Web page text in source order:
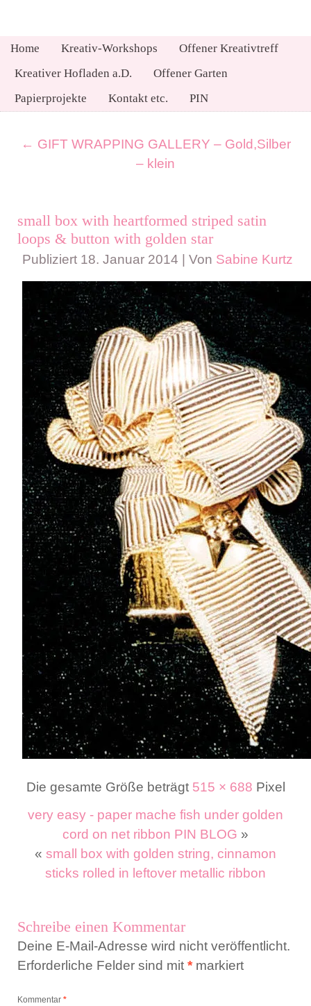
Home Kreativ-Workshops
Offener Kreativtreff
Kreativer Hofladen a.D.
Offener Garten
Papierprojekte
Kontakt etc. PIN
← GIFT WRAPPING GALLERY – Gold,Silber
– klein
small box with heartformed striped satin
loops & button with golden star
Publiziert 18. Januar 2014 Von Sabine Kurtz
Die gesamte Größe beträgt 515 × 688 Pixel
very easy - paper mache fish under golden
cord on net ribbon PIN BLOG »
« small box with golden string, cinnamon
sticks rolled in leftover metallic ribbon
Schreibe einen Kommentar
Deine E-Mail-Adresse wird nicht veröffentlicht.
Erforderliche Felder sind mit *markiert
Kommentar *